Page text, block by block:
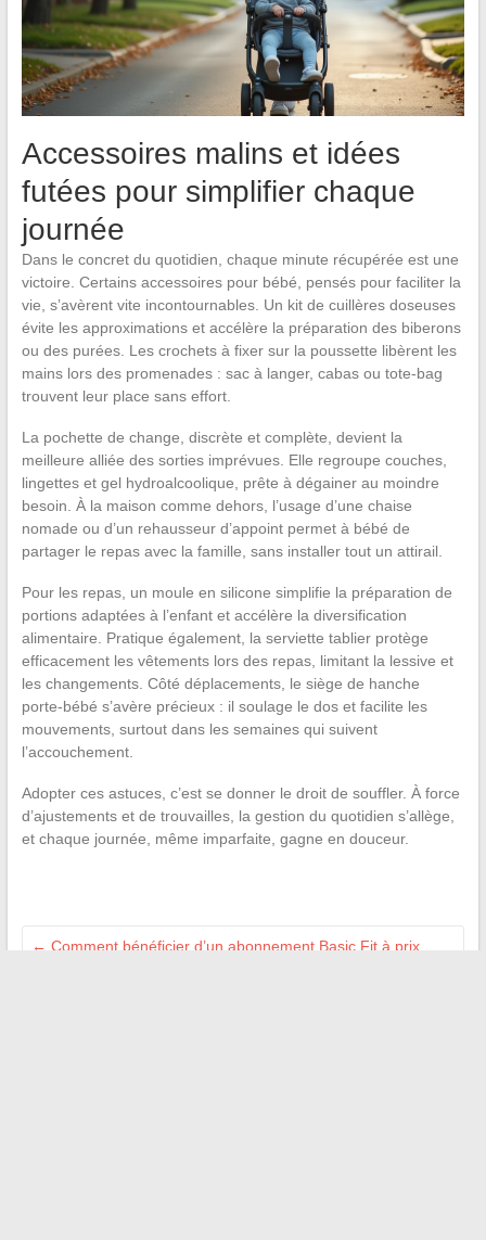
Accessoires malins et idées
futées pour simplifier chaque
journée
Dans le concret du quotidien, chaque minute récupérée est une
victoire. Certains accessoires pour bébé, pensés pour faciliter la
vie, s’avèrent vite incontournables. Un kit de cuillères doseuses
évite les approximations et accélère la préparation des biberons
ou des purées. Les crochets à fixer sur la poussette libèrent les
mains lors des promenades : sac à langer, cabas ou tote-bag
trouvent leur place sans effort.
La pochette de change, discrète et complète, devient la
meilleure alliée des sorties imprévues. Elle regroupe couches,
lingettes et gel hydroalcoolique, prête à dégainer au moindre
besoin. À la maison comme dehors, l’usage d’une chaise
nomade ou d’un rehausseur d’appoint permet à bébé de
partager le repas avec la famille, sans installer tout un attirail.
Pour les repas, un moule en silicone simplifie la préparation de
portions adaptées à l’enfant et accélère la diversification
alimentaire. Pratique également, la serviette tablier protège
efficacement les vêtements lors des repas, limitant la lessive et
les changements. Côté déplacements, le siège de hanche
porte-bébé s’avère précieux : il soulage le dos et facilite les
mouvements, surtout dans les semaines qui suivent
l’accouchement.
Adopter ces astuces, c’est se donner le droit de souffler. À force
d’ajustements et de trouvailles, la gestion du quotidien s’allège,
et chaque journée, même imparfaite, gagne en douceur.
← Comment bénéficier d’un abonnement Basic Fit à prix